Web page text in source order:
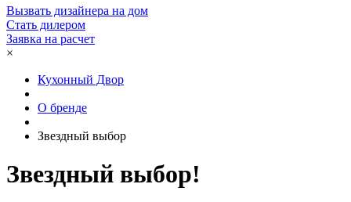
Вызвать дизайнера на дом
Стать дилером
Заявка на расчет
×
Кухонный Двор
О бренде
Звездный выбор
Звездный выбор!